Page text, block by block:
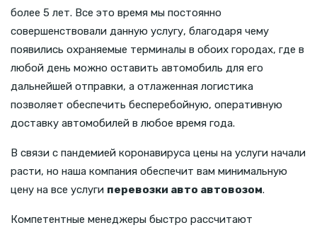
более 5 лет. Все это время мы постоянно
совершенствовали данную услугу, благодаря чему
появились охраняемые терминалы в обоих городах, где в
любой день можно оставить автомобиль для его
дальнейшей отправки, а отлаженная логистика
позволяет обеспечить бесперебойную, оперативную
доставку автомобилей в любое время года.
В связи с пандемией коронавируса цены на услуги начали
расти, но наша компания обеспечит вам минимальную
цену на все услуги перевозки авто автовозом.
Компетентные менеджеры быстро рассчитают